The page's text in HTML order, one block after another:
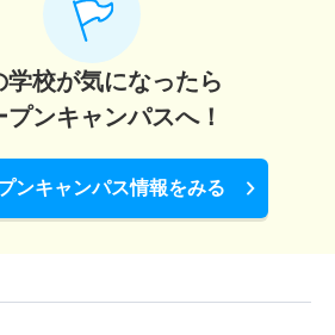
学校が気になったら
プンキャンパスへ！
ンキャンパス情報をみる